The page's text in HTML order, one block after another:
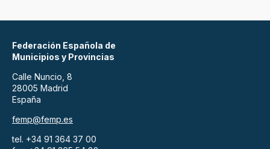
Federación Española de
Municipios y Provincias
Calle Nuncio, 8
28005 Madrid
España
femp@femp.es
tel. +34 91 364 37 00